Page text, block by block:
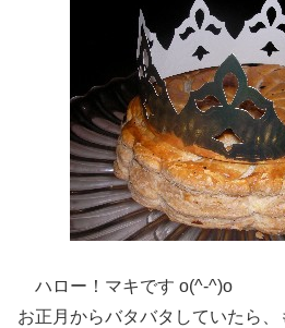
ハロー！マキです o(^-^)o
お正月からバタバタしていたら、